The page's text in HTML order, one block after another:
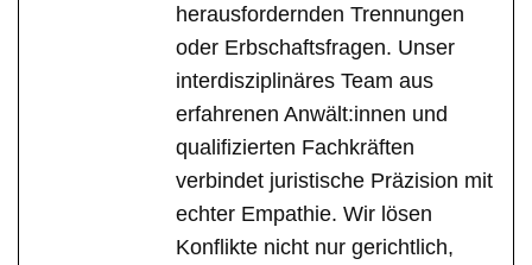
herausfordernden Trennungen
oder Erbschaftsfragen. Unser
interdisziplinäres Team aus
erfahrenen Anwält:innen und
qualifizierten Fachkräften
verbindet juristische Präzision mit
echter Empathie. Wir lösen
Konflikte nicht nur gerichtlich,